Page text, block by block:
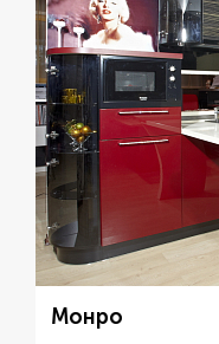
Монро